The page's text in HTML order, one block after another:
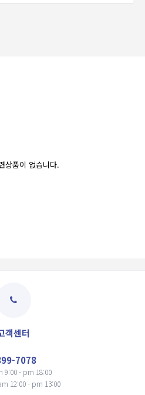
상품이 없습니다.
객센터
7078
9:00 - pm 18:00
12:00 - pm 13:00